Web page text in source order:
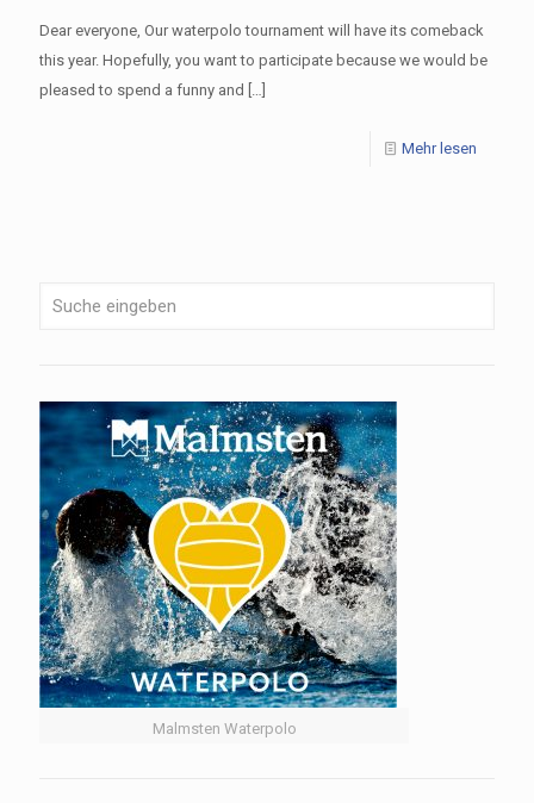
Dear everyone, Our waterpolo tournament will have its comeback
this year. Hopefully, you want to participate because we would be
pleased to spend a funny and […]
Mehr lesen
Malmsten Waterpolo